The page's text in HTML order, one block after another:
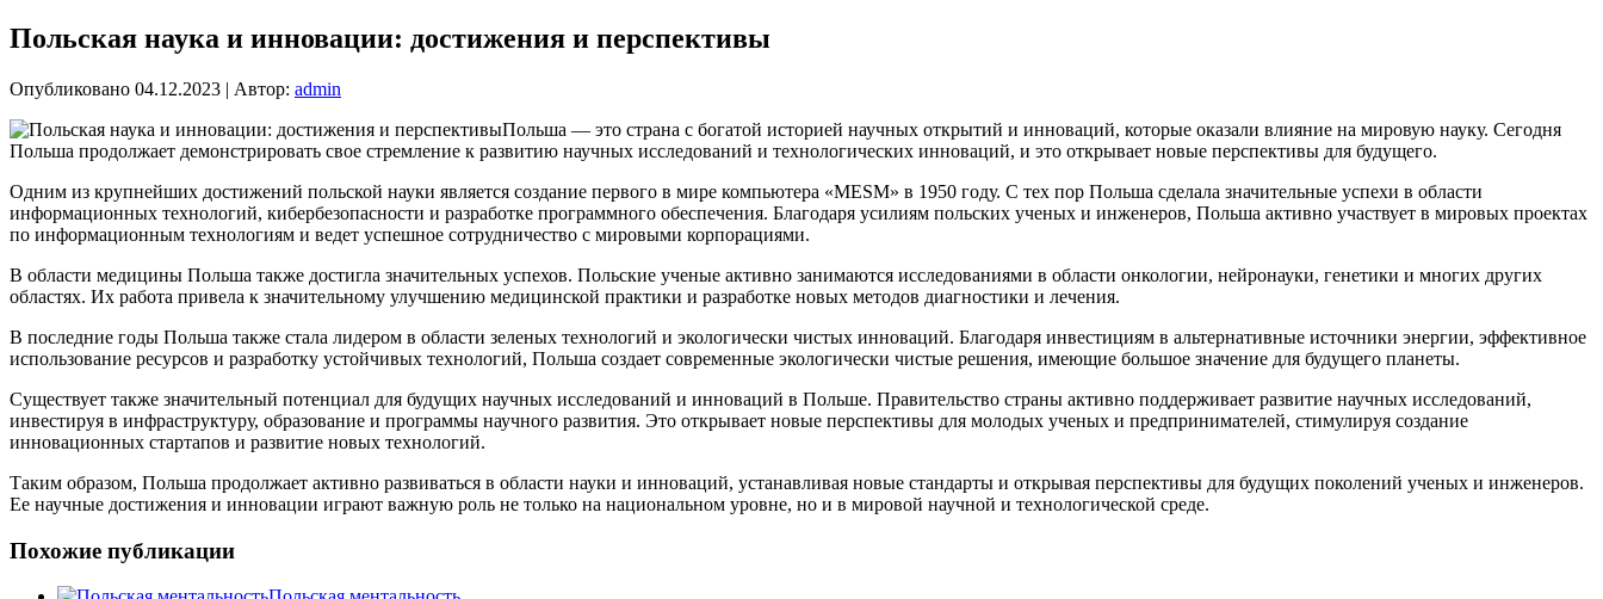
Польская наука и инновации: достижения и перспективы
Опубликовано 04.12.2023 | Автор: admin
Польша — это страна с богатой историей научных открытий и инноваций, которые оказали влияние на мировую науку. Сегодня
Польша продолжает демонстрировать свое стремление к развитию научных исследований и технологических инноваций, и это открывает новые перспективы для будущего.
Одним из крупнейших достижений польской науки является создание первого в мире компьютера «MESM» в 1950 году. С тех пор Польша сделала значительные успехи в области
информационных технологий, кибербезопасности и разработке программного обеспечения. Благодаря усилиям польских ученых и инженеров, Польша активно участвует в мировых проектах
по информационным технологиям и ведет успешное сотрудничество с мировыми корпорациями.
В области медицины Польша также достигла значительных успехов. Польские ученые активно занимаются исследованиями в области онкологии, нейронауки, генетики и многих других
областях. Их работа привела к значительному улучшению медицинской практики и разработке новых методов диагностики и лечения.
В последние годы Польша также стала лидером в области зеленых технологий и экологически чистых инноваций. Благодаря инвестициям в альтернативные источники энергии, эффективное
использование ресурсов и разработку устойчивых технологий, Польша создает современные экологически чистые решения, имеющие большое значение для будущего планеты.
Существует также значительный потенциал для будущих научных исследований и инноваций в Польше. Правительство страны активно поддерживает развитие научных исследований,
инвестируя в инфраструктуру, образование и программы научного развития. Это открывает новые перспективы для молодых ученых и предпринимателей, стимулируя создание
инновационных стартапов и развитие новых технологий.
Таким образом, Польша продолжает активно развиваться в области науки и инноваций, устанавливая новые стандарты и открывая перспективы для будущих поколений ученых и инженеров.
Ее научные достижения и инновации играют важную роль не только на национальном уровне, но и в мировой научной и технологической среде.
Похожие публикации